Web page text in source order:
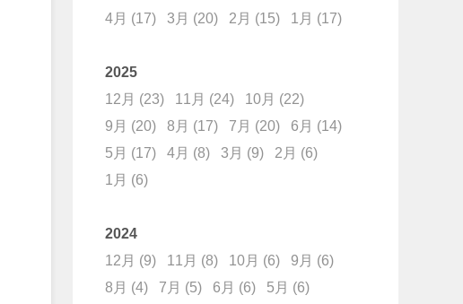
4月 (17) 3月 (20) 2月 (15) 1月 (17)
2025
12月 (23) 11月 (24) 10月 (22)
9月 (20) 8月 (17) 7月 (20) 6月 (14)
5月 (17) 4月 (8) 3月 (9) 2月 (6)
1月 (6)
2024
12月 (9) 11月 (8) 10月 (6) 9月 (6)
8月 (4) 7月 (5) 6月 (6) 5月 (6)